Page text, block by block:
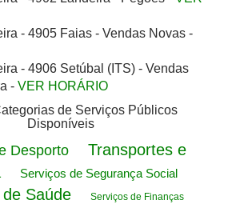
- 4905 Faias - Vendas Novas -
- 4906 Setúbal (ITS) - Vendas
- VER HORÁRIO
de Serviços Públicos
Disponíveis
Desporto
Transportes e
Serviços de Segurança Social
Saúde Serviços de Finanças